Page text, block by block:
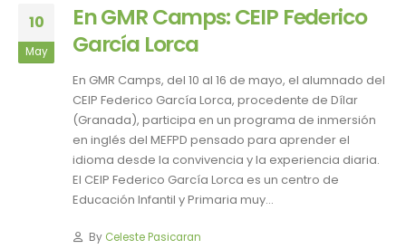
10
May
En GMR Camps: CEIP Federico
García Lorca
En GMR Camps, del 10 al 16 de mayo, el alumnado del
CEIP Federico García Lorca, procedente de Dílar
(Granada), participa en un programa de inmersión
en inglés del MEFPD pensado para aprender el
idioma desde la convivencia y la experiencia diaria.
El CEIP Federico García Lorca es un centro de
Educación Infantil y Primaria muy...
By Celeste Pasicaran